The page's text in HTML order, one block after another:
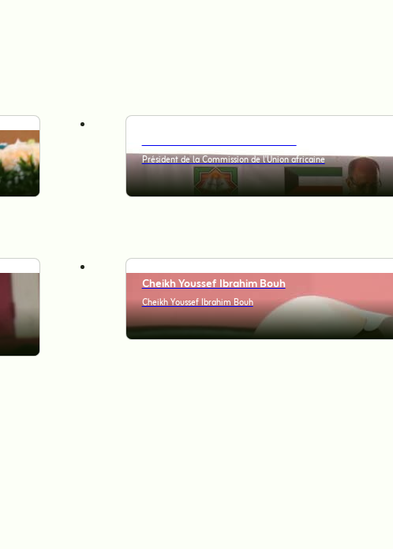
Monsieur Mahmoud Ali Youssef
Président de la Commission de l'Union africaine
Cheikh Youssef Ibrahim Bouh
Cheikh Youssef Ibrahim Bouh